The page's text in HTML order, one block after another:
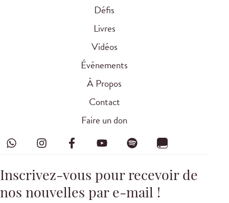
Défis
Livres
Vidéos
Événements
À Propos
Contact
Faire un don
Inscrivez-vous pour recevoir de
nos nouvelles par e-mail !